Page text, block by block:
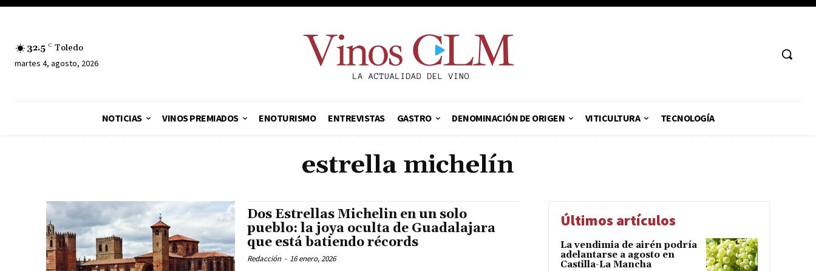
32.5 C Toledo
martes 4, agosto, 2026
NOTICIAS VINOS PREMIADOS ENOTURISMO ENTREVISTAS GASTRO DENOMINACIÓN DE ORIGEN VITICULTURA TECNOLOGÍA
estrella michelín
Dos Estrellas Michelin en un solo
pueblo: la joya oculta de Guadalajara
que está batiendo récords
Redacción - 16 enero, 2026
Últimos artículos
La vendimia de airén podría
adelantarse a agosto en
Castilla-La Mancha